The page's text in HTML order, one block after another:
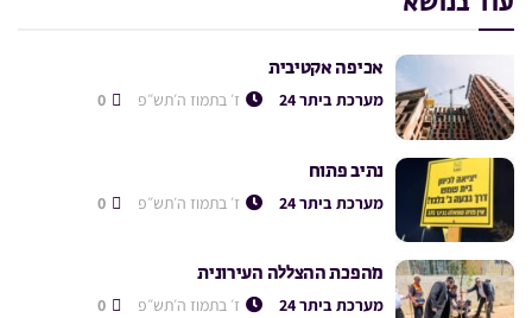
אכיפה אקטיבית
מערכת ביתר 24 ז׳ בתמוז ה׳תש״פ
נתיב פתוח
מערכת ביתר 24 ז׳ בתמוז ה׳תש״פ
מהפכת ההצללה העירונית
מערכת ביתר 24 ז׳ בתמוז ה׳תש״פ